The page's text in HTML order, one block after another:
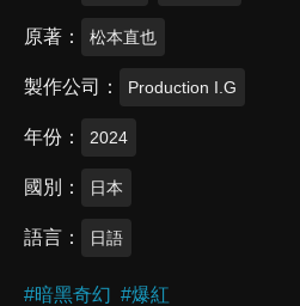
原著 松本直也
製作公司 Production I.G
年份 2024
國別 日本
語言 日語
#暗黑奇幻 #爆紅